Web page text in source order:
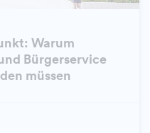
Warum
Bürgerservice
müssen